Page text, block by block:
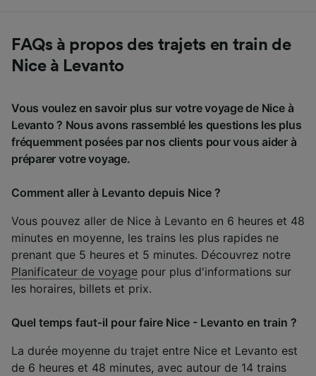
FAQs à propos des trajets en train de
Nice à Levanto
Vous voulez en savoir plus sur votre voyage de Nice à
Levanto ? Nous avons rassemblé les questions les plus
fréquemment posées par nos clients pour vous aider à
préparer votre voyage.
Comment aller à Levanto depuis Nice ?
Vous pouvez aller de Nice à Levanto en 6 heures et 48
minutes en moyenne, les trains les plus rapides ne
prenant que 5 heures et 5 minutes. Découvrez notre
Planificateur de voyage pour plus d'informations sur
les horaires, billets et prix.
Quel temps faut-il pour faire Nice - Levanto en train ?
La durée moyenne du trajet entre Nice et Levanto est
de 6 heures et 48 minutes, avec autour de 14 trains